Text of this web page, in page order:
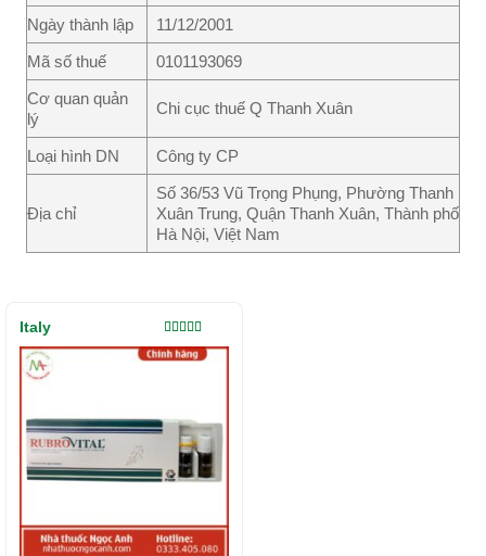
Ngày thành lập
11/12/2001
Mã số thuế
0101193069
Cơ quan quản
lý
Chi cục thuế Q Thanh Xuân
Loại hình DN Công ty CP
Địa chỉ
Số 36/53 Vũ Trọng Phụng, Phường Thanh
Xuân Trung, Quận Thanh Xuân, Thành phố
Hà Nội, Việt Nam
Được xếp
hạng5.00
Italy